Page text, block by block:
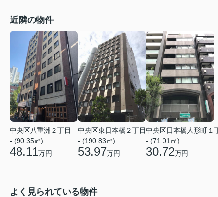
近隣の物件
中央区八重洲２丁目
- (90.35㎡)
48.11万円
中央区東日本橋２丁目
- (190.83㎡)
53.97万円
中央区日本橋人形町１
- (71.01㎡)
30.72万円
よく見られている物件